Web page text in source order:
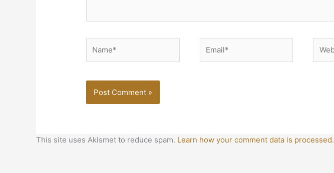
This site uses Akismet to reduce spam. Learn how your comment data is processed.